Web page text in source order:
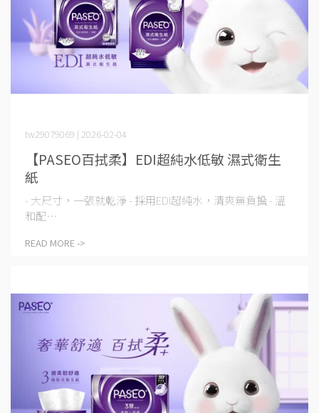
【PASEO百拭柔】EDI超純水低敏 濕式衛生
紙
tw29079069 | 2026-02-04
- 大尺寸，一張就乾淨 - 採用EDI超純水，清爽無負擔 - 溫
和配⋯
READ MORE ->